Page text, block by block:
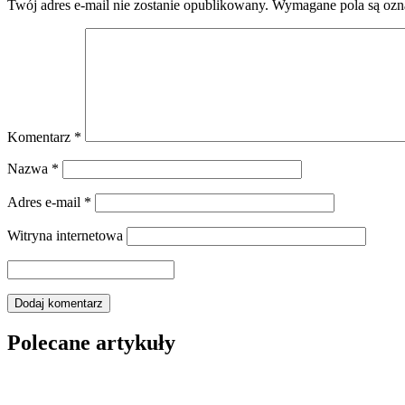
Twój adres e-mail nie zostanie opublikowany. Wymagane pola są
Komentarz *
Nazwa *
Adres e-mail *
Witryna internetowa
Polecane artykuły